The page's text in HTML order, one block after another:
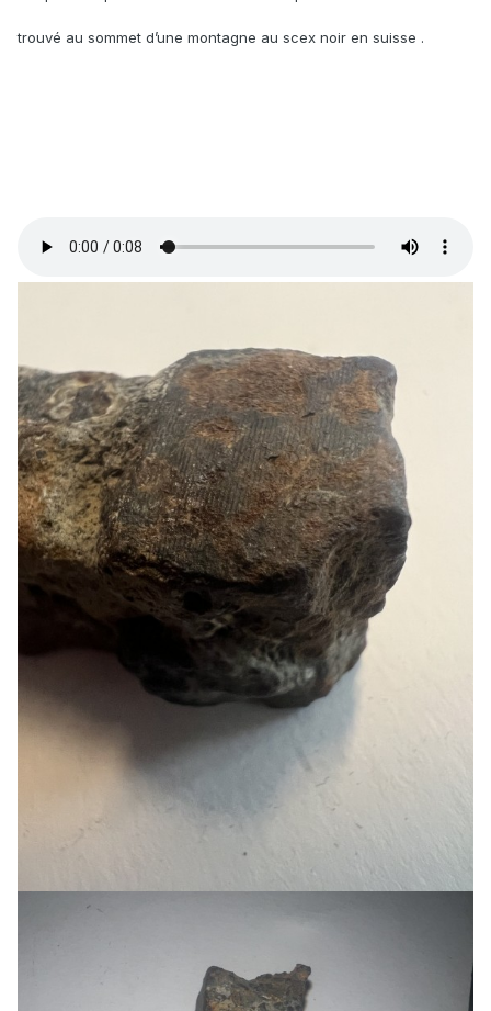
trouvé au sommet d’une montagne au scex noir en suisse .